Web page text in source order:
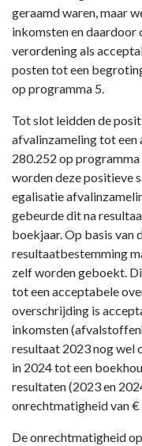
geraamd waren, maar
inkomsten en
verordening als
posten tot een
op programma 5.
Tot slot leidden de
afvalinzameling tot
280.252 op
worden deze positieve
egalisatie
gebeurde dit na
boekjaar. Op basis van
resultaatbestemming
zelf worden geboekt.
tot een acceptabele
overschrijding is
inkomsten
resultaat 2023 nog wel
in 2024 tot een
resultaten (2023 en
onrechtmatigheid van €
De onrechtmatigheid